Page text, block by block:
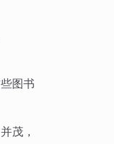
图书
茂，